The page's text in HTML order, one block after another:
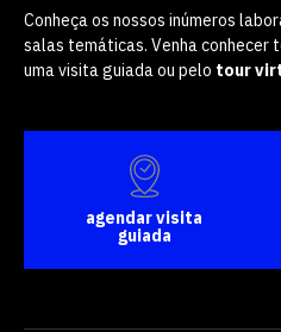
Conheça os nossos inúmeros
salas temáticas. Venha conhecer
uma visita guiada ou pelo tour
agendar visita
guiada